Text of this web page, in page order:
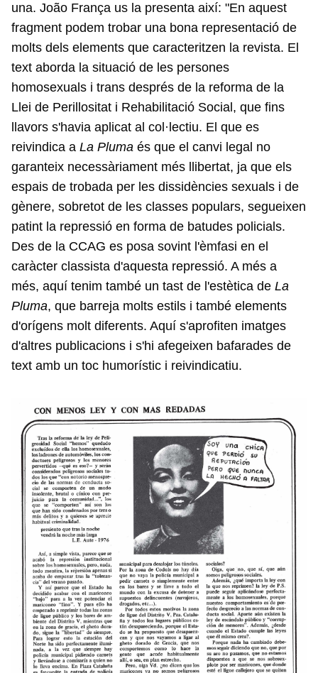
una. João França us la presenta així: "En aquest
fragment podem trobar una bona representació de
molts dels elements que caracteritzen la revista. El
text aborda la situació de les persones
homosexuals i trans després de la reforma de la
Llei de Perillositat i Rehabilitació Social, que fins
llavors s'havia aplicat al col·lectiu. El que es
reivindica a La Pluma és que el canvi legal no
garanteix necessàriament més llibertat, ja que els
espais de trobada per les dissidències sexuals i de
gènere, sobretot de les classes populars, segueixen
patint la repressió en forma de batudes policials.
Des de la CCAG es posa sovint l'èmfasi en el
caràcter classista d'aquesta repressió. A més a
més, aquí tenim també un tast de l'estètica de La
Pluma, que barreja molts estils i també elements
d'orígens molt diferents. Aquí s'aprofiten imatges
d'altres publicacions i s'hi afegeixen bafarades de
text amb un toc humorístic i reivindicatiu.